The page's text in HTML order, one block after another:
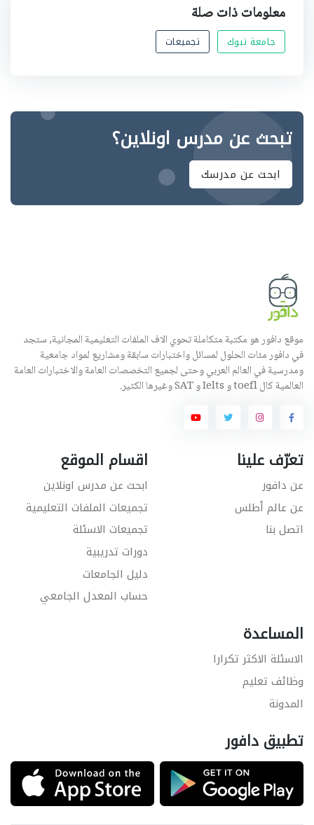
معلومات ذات صلة
جامعة تبوك تجميعات
تبحث عن مدرس اونلاين؟
ابحث عن مدرسك
موقع دافور هو مكتبة متكاملة تحوي الاف الملفات التعليمية المجانية, ستجد
في دافور مئات الحلول لمسائل واختبارات سابقة ومشاريع لمواد جامعية
ومدرسية في العالم العربي وحتى لجميع التخصصات العامة والاختبارات العامة
العالمية كال toefl و Ielts و SAT وغيرها الكثير.
تعرّف علينا
عن دافور
عن عالم أطلس
اتصل بنا
اقسام الموقع
ابحث عن مدرس اونلاين
تجميعات الملفات التعليمية
تجميعات الاسئلة
دورات تدريبية
دليل الجامعات
حساب المعدل الجامعي
المساعدة
الاسئلة الاكثر تكرارا
وظائف تعليم
المدونة
تطبيق دافور